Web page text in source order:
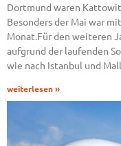
Dortmund waren
Besonders der Mai war
Monat.Für den weiteren
aufgrund der laufenden
wie nach Istanbul und
weiterlesen »